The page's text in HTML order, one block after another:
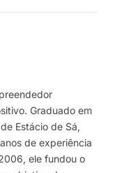
Graduado em
Estácio de Sá,
de experiência
ele fundou o